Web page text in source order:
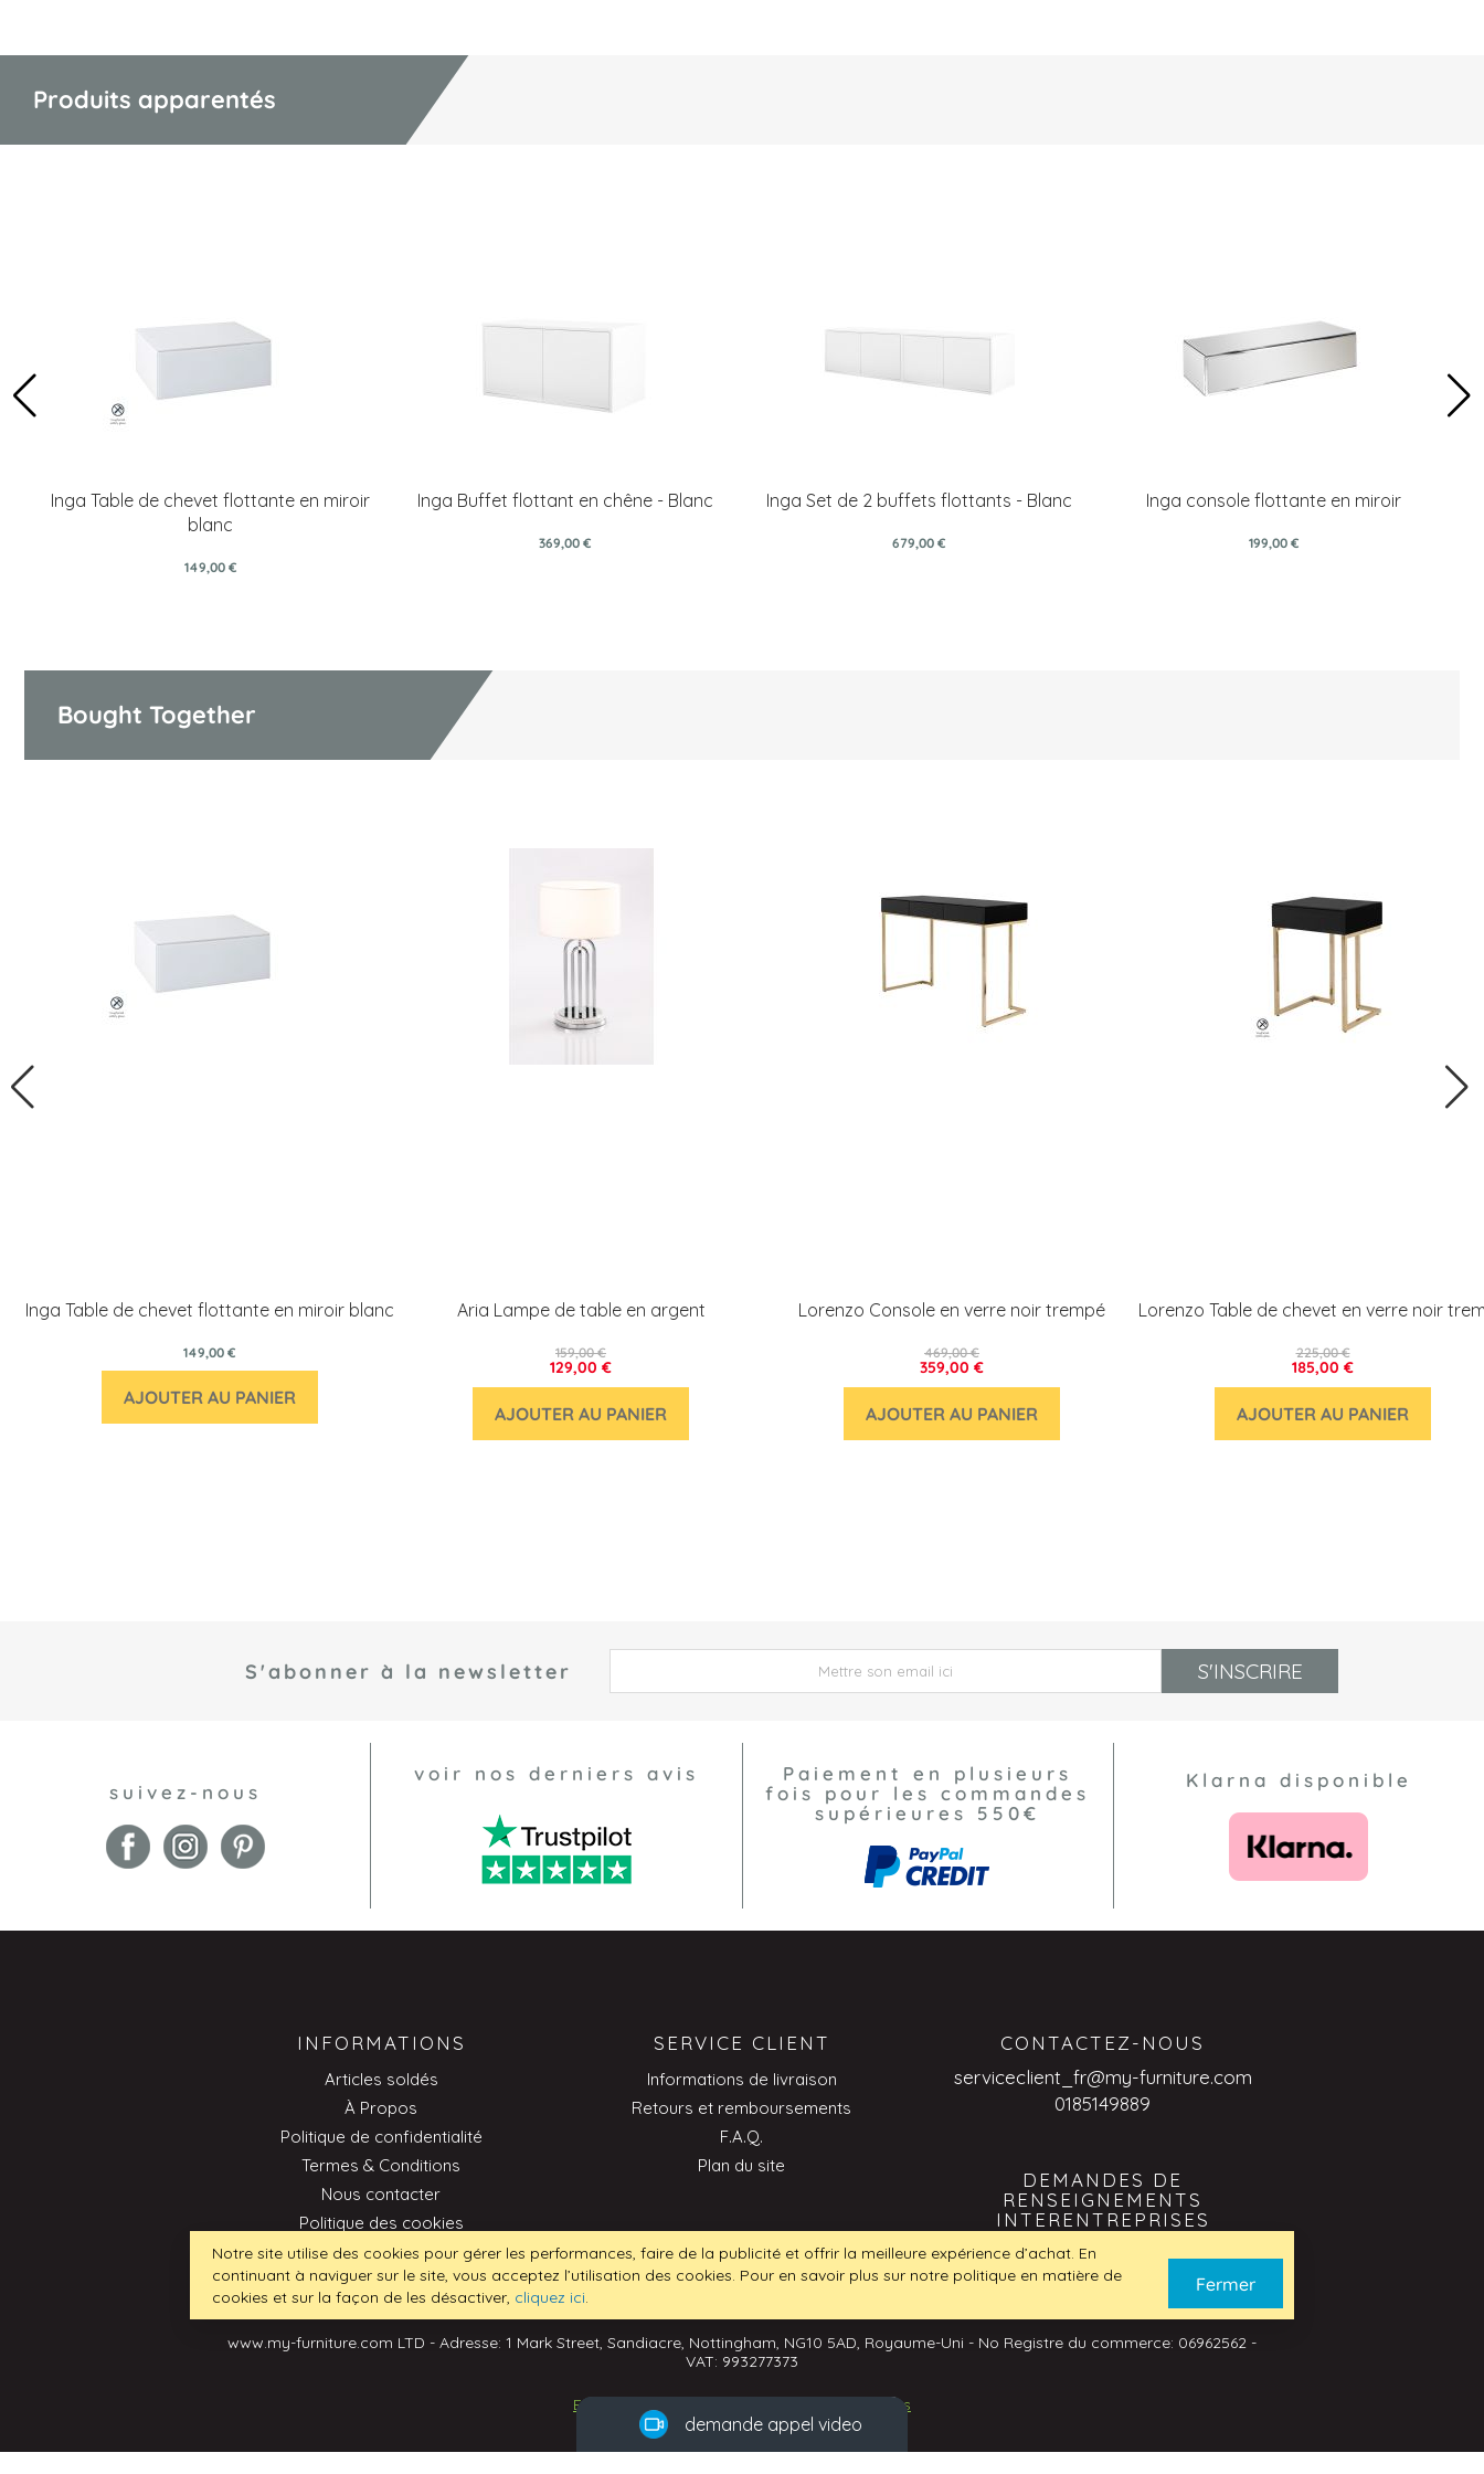
Produits apparentés
Inga Table de chevet flottante en miroir
blanc
149,00 €
Inga Buffet flottant en chêne - Blanc
369,00 €
Inga Set de 2 buffets flottants - Blanc
679,00 €
Inga console flottante en miroir
199,00 €
Bought Together
Inga Table de chevet flottante en miroir blanc
149,00 €
AJOUTER AU PANIER
Aria Lampe de table en argent
129,00 €
159,00 €
AJOUTER AU PANIER
Lorenzo Console en verre noir trempé
359,00 €
469,00 €
AJOUTER AU PANIER
Lorenzo Table de chevet en verre noir
185,00 €
225,00 €
AJOUTER AU PANIER
S'abonner à la newsletter S'INSCRIRE
suivez-nous
voir nos derniers avis
Paiement en plusieurs
fois pour les commandes
supérieures 550€
Klarna disponible
INFORMATIONS
Articles soldés
À Propos
Politique de confidentialité
Termes & Conditions
Nous contacter
Politique des cookies
Professionnel
SERVICE CLIENT
Informations de livraison
Retours et remboursements
F.A.Q.
Plan du site
CONTACTEZ-NOUS
serviceclient_fr@my-furniture.com
0185149889
DEMANDES DE
RENSEIGNEMENTS
INTERENTREPRISES
serviceclient_fr@my-furniture.com
www.my-furniture.com LTD - Adresse: 1 Mark Street, Sandiacre, Nottingham, NG10 5AD, Royaume-Uni - No Registre du commerce: 06962562 -
VAT: 993277373
Ecommerce Development Design Solutions
demande appel video
Pourquoi ne pas
demander à voir nos
produits en direct?
Notre site utilise des cookies pour gérer les performances, faire de la publicité et offrir la meilleure expérience d’achat. En
continuant à naviguer sur le site, vous acceptez l’utilisation des cookies. Pour en savoir plus sur notre politique en matière de
cookies et sur la façon de les désactiver, cliquez ici.
Fermer